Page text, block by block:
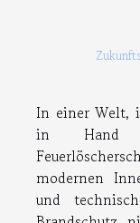
In einer Welt,
in Hand
modernen
und